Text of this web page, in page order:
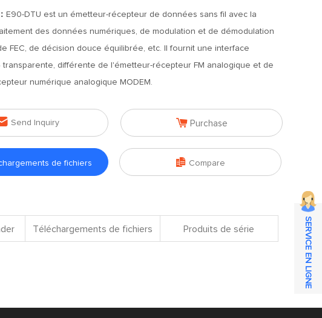
E90-DTU est un émetteur-récepteur de données sans fil avec la
des données numériques, de modulation et de démodulation
FEC, de décision douce équilibrée, etc. Il fournit une interface
transparente, différente de l'émetteur-récepteur FM analogique et de
numérique analogique MODEM.
Send Inquiry  Purchase
de fichiers  Compare
Téléchargements de fichiers Produits de série SERVICE EN LIGNE